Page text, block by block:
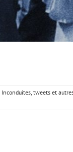
: Inconduites, tweets et